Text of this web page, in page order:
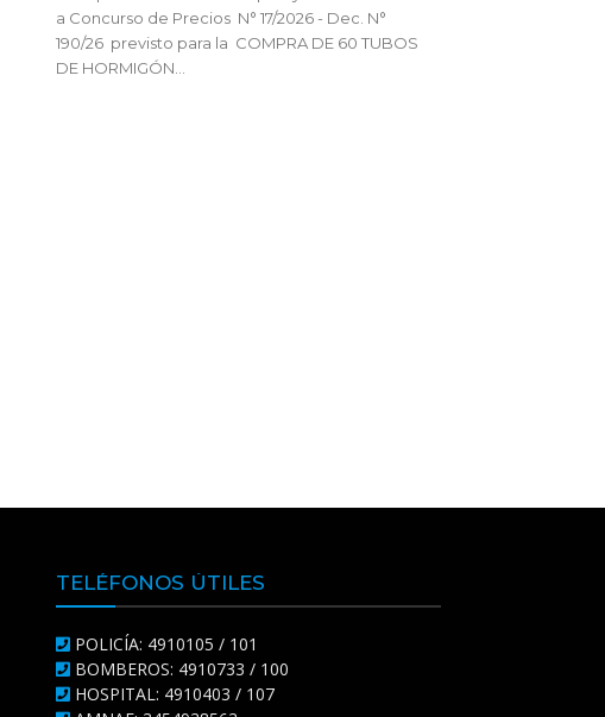
a Concurso de Precios N° 17/2026 - Dec. N°
190/26 previsto para la COMPRA DE 60 TUBOS
DE HORMIGÓN...
TELÉFONOS ÚTILES
POLICÍA: 4910105 / 101
BOMBEROS: 4910733 / 100
HOSPITAL: 4910403 / 107